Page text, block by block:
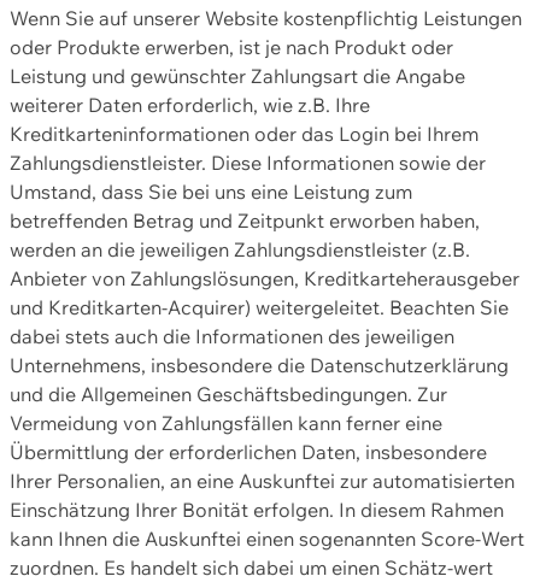
Wenn Sie auf unserer Website kostenpflichtig Leistungen
oder Produkte erwerben, ist je nach Produkt oder
Leistung und gewünschter Zahlungsart die Angabe
weiterer Daten erforderlich, wie z.B. Ihre
Kreditkarteninformationen oder das Login bei Ihrem
Zahlungsdienstleister. Diese Informationen sowie der
Umstand, dass Sie bei uns eine Leistung zum
betreffenden Betrag und Zeitpunkt erworben haben,
werden an die jeweiligen Zahlungsdienstleister (z.B.
Anbieter von Zahlungslösungen, Kreditkarteherausgeber
und Kreditkarten-Acquirer) weitergeleitet. Beachten Sie
dabei stets auch die Informationen des jeweiligen
Unternehmens, insbesondere die Datenschutzerklärung
und die Allgemeinen Geschäftsbedingungen. Zur
Vermeidung von Zahlungsfällen kann ferner eine
Übermittlung der erforderlichen Daten, insbesondere
Ihrer Personalien, an eine Auskunftei zur automatisierten
Einschätzung Ihrer Bonität erfolgen. In diesem Rahmen
kann Ihnen die Auskunftei einen sogenannten Score-Wert
zuordnen. Es handelt sich dabei um einen Schätz-wert